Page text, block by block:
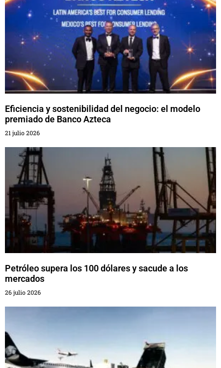
Eficiencia y sostenibilidad del negocio: el modelo
premiado de Banco Azteca
21 julio 2026
Petróleo supera los 100 dólares y sacude a los
mercados
26 julio 2026